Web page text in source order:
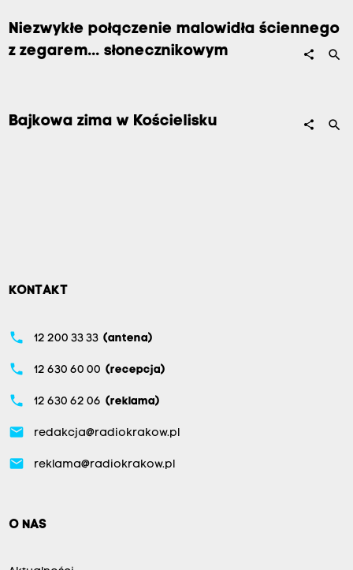
Niezwykłe połączenie malowidła ściennego
z zegarem... słonecznikowym
share search
Bajkowa zima w Kościelisku share search
KONTAKT
phone 12 200 33 33 (antena)
phone 12 630 60 00 (recepcja)
phone 12 630 62 06 (reklama)
email redakcja@radiokrakow.pl
email reklama@radiokrakow.pl
O NAS